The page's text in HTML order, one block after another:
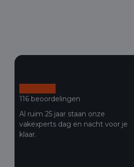
116 beoordelingen
Al ruim 25 jaar staan onze
vakexperts dag en nacht voor je
klaar.